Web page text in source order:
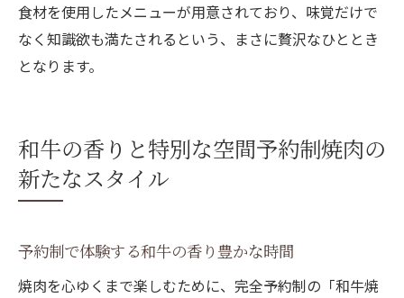
食材を使用したメニューが用意されており、味覚だけで
なく知識欲も満たされるという、まさに贅沢なひととき
となります。
和牛の香りと特別な空間予約制焼肉の
新たなスタイル
予約制で体験する和牛の香り豊かな時間
焼肉を心ゆくまで楽しむために、完全予約制の「和牛焼